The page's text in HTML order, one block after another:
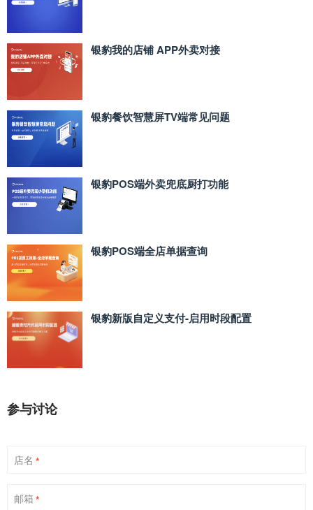
银豹我的店铺 APP外卖对接
银豹餐饮智慧屏TV端常见问题
银豹POS端外卖兜底厨打功能
银豹POS端全店单据查询
银豹新版自定义支付‑启用时段配置
参与讨论
店名 *
邮箱 *